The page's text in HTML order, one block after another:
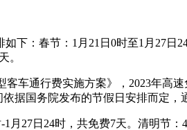
下：春节：1月21日0时至1月27
。
车通行费实施方案》，2023年
据国务院发布的节假日安排而定，
月27日24时，共免费7天。清明节